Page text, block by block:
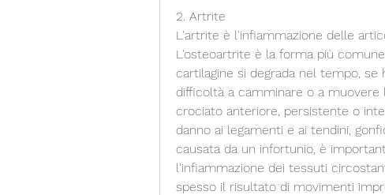
2. Artrite
L'artrite è l'infiammazione delle
L'osteoartrite è la forma più
cartilagine si degrada nel tempo,
difficoltà a camminare o a
crociato anteriore, persistente o
danno ai legamenti e ai tendini,
causata da un infortunio, è
l'infiammazione dei tessuti
spesso il risultato di movimenti